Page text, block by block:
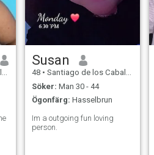
Susan
48 • Santiago de los Caballeros, Santiago, Dominikanska Rep.
Söker: Man 30 - 44
Ögonfärg: Hasselbrun
Im a outgoing fun loving
person.